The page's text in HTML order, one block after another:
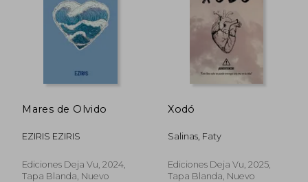
Mares de Olvido
EZIRIS EZIRIS
Ediciones Deja Vu, 2024,
Tapa Blanda, Nuevo
Xodó
Salinas, Faty
Ediciones Deja Vu, 2025,
Tapa Blanda, Nuevo